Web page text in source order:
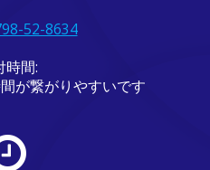
52-8634
時間:
が繋がりやすいです